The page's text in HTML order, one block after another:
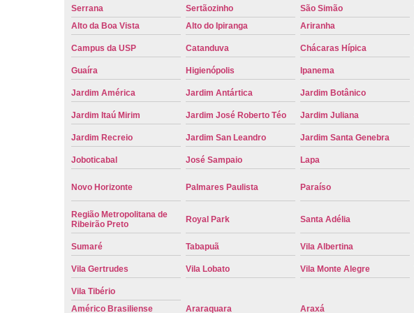
Serrana Sertãozinho São Simão
Alto da Boa Vista
Alto do Ipiranga Ariranha
Campus da USP Catanduva Chácaras Hípica
Guaíra Higienópolis Ipanema
Jardim América Jardim Antártica Jardim Botânico
Jardim Itaú Mirim Jardim José Roberto Téo Jardim Juliana
Jardim Recreio Jardim San Leandro Jardim Santa Genebra
Joboticabal José Sampaio Lapa
Novo Horizonte Palmares Paulista Paraíso
Região Metropolitana de
Ribeirão Preto
Royal Park Santa Adélia
Sumaré Tabapuã Vila Albertina
Vila Gertrudes Vila Lobato Vila Monte Alegre
Vila Tibério
Américo Brasiliense
Araraquara Araxá